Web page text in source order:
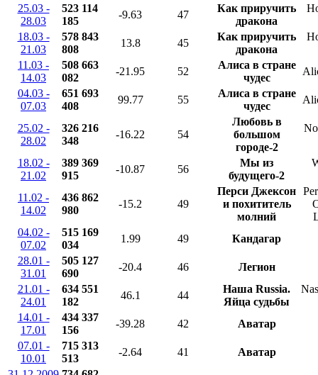
25.03 -
28.03
523 114
185
-9.63 47
Как приручить
дракона
18.03 -
21.03
578 843
808
13.8 45
Как приручить
дракона
11.03 -
14.03
508 663
082
-21.95 52
Алиса в стране
чудес
04.03 -
07.03
651 693
408
99.77 55
Алиса в стране
чудес
25.02 -
28.02
326 216
348
-16.22 54
Любовь в
большом
городе-2
18.02 -
21.02
389 369
915
-10.87 56
Мы из
будущего-2
11.02 -
14.02
436 862
980
-15.2 49
Перси Джексон
и похититель
молний
04.02 -
07.02
515 169
034
1.99 49
Кандагар
28.01 -
31.01
505 127
690
-20.4 46
Легион
21.01 -
24.01
634 551
182
46.1 44
Наша Russia.
Яйца судьбы
14.01 -
17.01
434 337
156
-39.28 42
Аватар
07.01 -
10.01
715 313
513
-2.64 41
Аватар